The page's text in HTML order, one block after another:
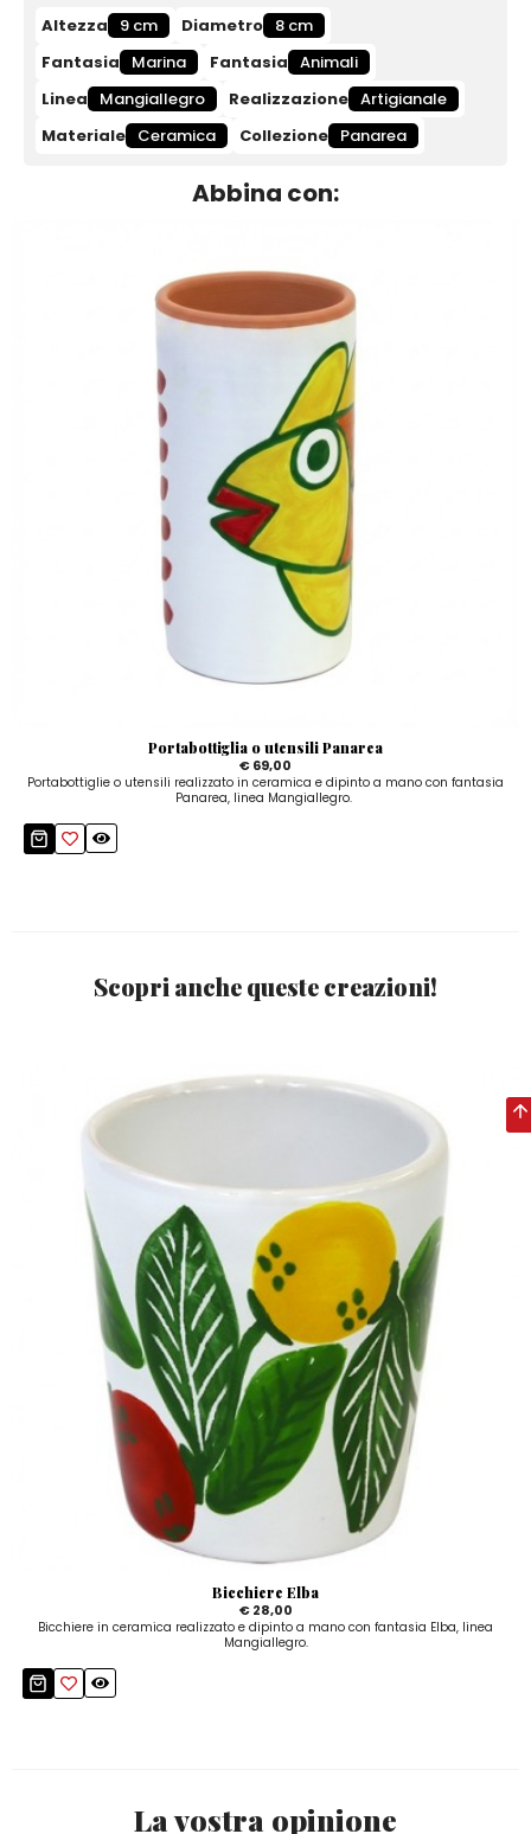
Altezza 9 cm Diametro 8 cm
Fantasia
Marina Fantasia Animali
Linea
Mangiallegro Realizzazione Artigianale
Materiale Ceramica Collezione Panarea
Abbina con:
Portabottiglia o utensili Panarea
€ 69,00
Portabottiglie o utensili realizzato in ceramica e dipinto a mano con fantasia
Panarea, linea Mangiallegro.
Scopri anche queste creazioni!
Bicchiere Elba
€ 28,00
Bicchiere in ceramica realizzato e dipinto a mano con fantasia Elba, linea
Mangiallegro.
La vostra opinione